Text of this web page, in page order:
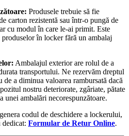
Produsele trebuie să fie
carton rezistentă sau într-o pungă de
cu modul în care le-ai primit. Este
în locker fără un ambalaj
Ambalajul exterior are rolul de a
transportului. Ne rezervăm dreptul
de a diminua valoarea rambursată dacă
nostru deteriorate, zgâriate, pătate
unei ambalări necorespunzătoare.
codul de deschidere a lockerului,
dedicat: Formular de Retur Online.